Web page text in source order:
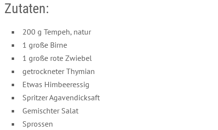
Zutaten:
200 g Tempeh, natur
1 große Birne
1 große rote Zwiebel
getrockneter Thymian
Etwas Himbeeressig
Spritzer Agavendicksaft
Gemischter Salat
Sprossen